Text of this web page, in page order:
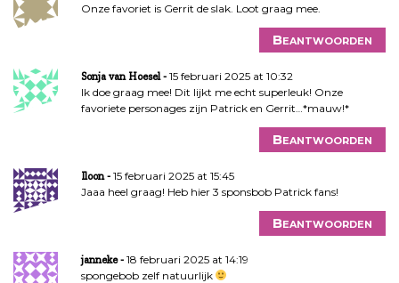
Onze favoriet is Gerrit de slak. Loot graag mee.
Beantwoorden
Sonja van Hoesel
15 februari 2025 at 10:32
Ik doe graag mee! Dit lijkt me echt superleuk! Onze
favoriete personages zijn Patrick en Gerrit…*mauw!*
Beantwoorden
Iloon
15 februari 2025 at 15:45
Jaaa heel graag! Heb hier 3 sponsbob Patrick fans!
Beantwoorden
janneke
18 februari 2025 at 14:19
spongebob zelf natuurlijk